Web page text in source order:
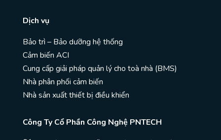
Dịch vụ
Bảo trì – Bảo dưỡng hệ thống
Cảm biến ACI
Cung cấp giải pháp quản lý cho toà nhà (BMS)
Nhà phân phối cảm biến
Nhà sản xuất thiết bị điều khiển
Công Ty Cổ Phần Công Nghệ PNTECH